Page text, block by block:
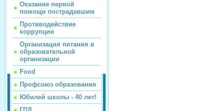
Оказание первой
помощи пострадавшим
Противодействие
коррупции
Организация питания в
образовательной
организации
Food
Профсоюз образования
Юбилей школы - 40 лет!